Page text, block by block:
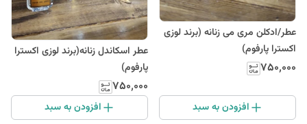
عطر/ادکلن مری می زنانه (برند لوزی
اکسترا پارفوم)
۷۵۰٬۰۰۰
افزودن به سبد
عطر اسکاندل زنانه(برند لوزی اکسترا
پارفوم)
۷۵۰٬۰۰۰
افزودن به سبد